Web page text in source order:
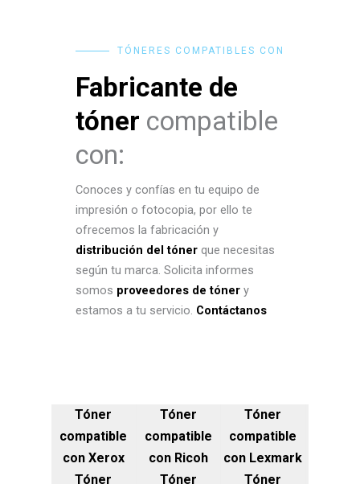
TÓNERES COMPATIBLES CON
Fabricante de
tóner compatible
con:
Conoces y confías en tu equipo de
impresión o fotocopia, por ello te
ofrecemos la fabricación y
distribución del tóner que necesitas
según tu marca. Solicita informes
somos proveedores de tóner y
estamos a tu servicio. Contáctanos
Tóner
compatible
con Xerox
Tóner
compatible
con Ricoh
Tóner
compatible
con Lexmark
Tóner
Tóner
Tóner